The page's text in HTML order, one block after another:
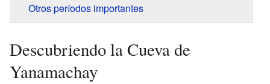
Otros períodos importantes
Descubriendo la Cueva de
Yanamachay